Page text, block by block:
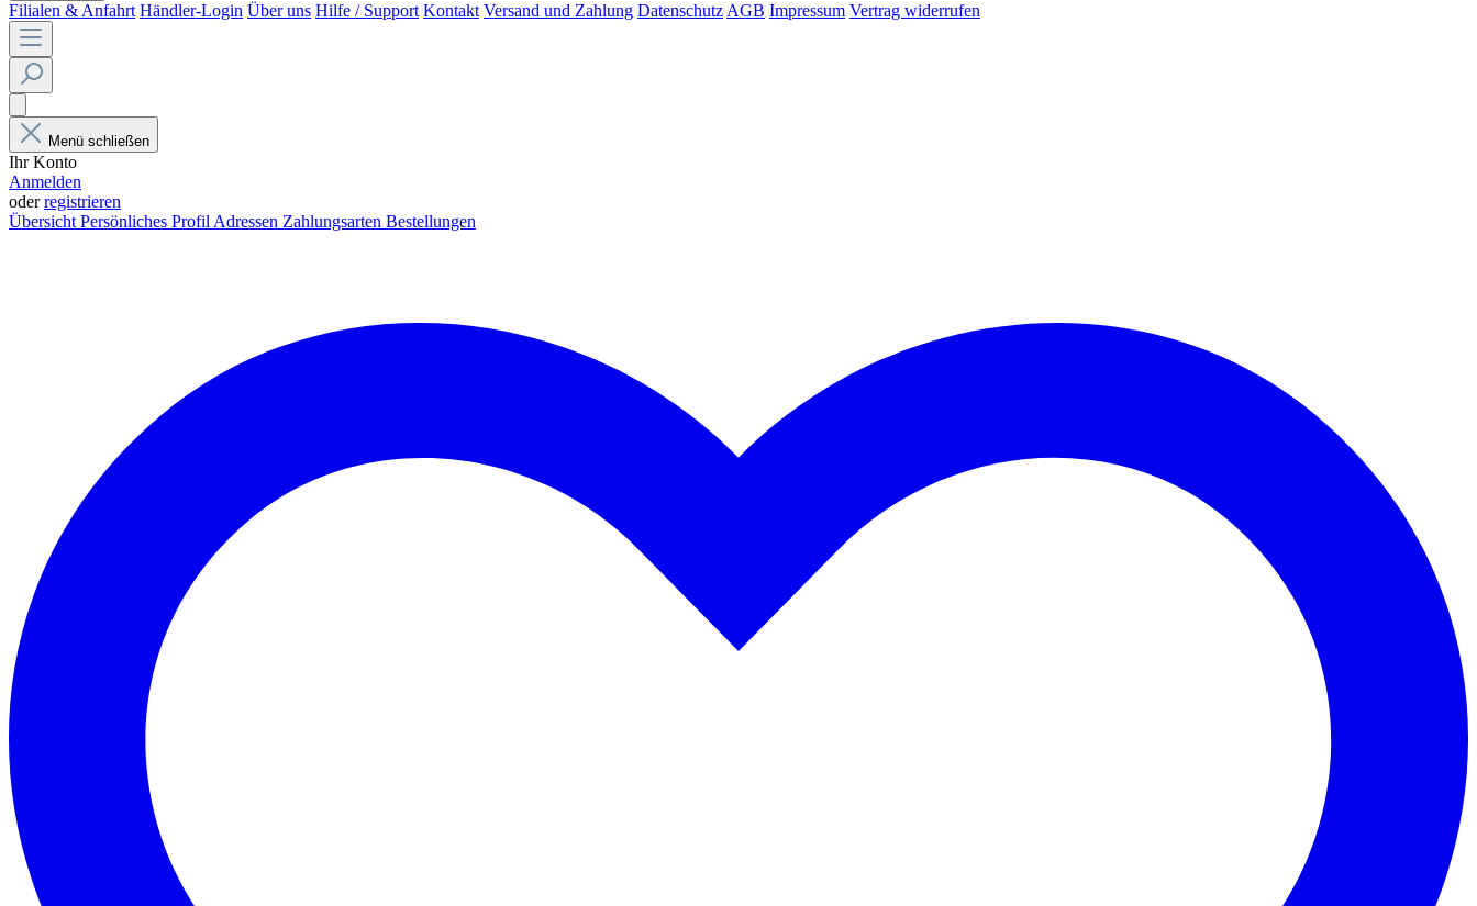
Filialen & Anfahrt Händler-Login Über uns Hilfe / Support Kontakt Versand und Zahlung DatenschutzAGB Impressum Vertrag widerrufen
Menü schließen
Ihr Konto
Anmelden
oderregistrieren
ÜbersichtPersönliches ProfilAdressen Zahlungsarten Bestellungen